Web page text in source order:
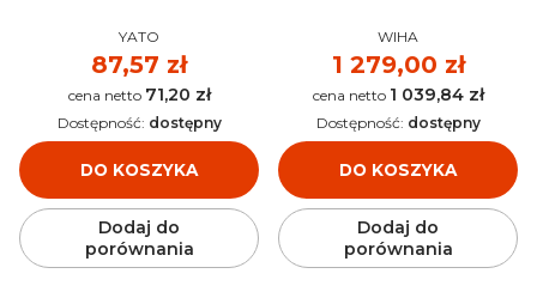
PRODUCENT
YATO
Cena
87,57 zł
Cena 71,20 zł
DO KOSZYKA
Dostępność: dostępny
Dodaj do
porównania
PRODUCENT
WIHA
Cena
1 279,00 zł
Cena 1 039,84 zł
DO KOSZYKA
Dostępność: dostępny
Dodaj do
porównania